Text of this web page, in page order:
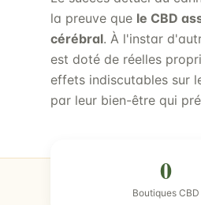
la preuve que le CBD
cérébral. À l'instar
est doté de réelles
effets indiscutables sur
par leur bien-être qui
0
Boutiques CBD